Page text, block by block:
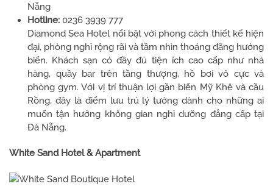
Nẵng
Hotline: 0236 3939 777
Diamond Sea Hotel nổi bật với phong cách thiết kế hiện
đại, phòng nghỉ rộng rãi và tầm nhìn thoáng đãng hướng
biển. Khách sạn có đầy đủ tiện ích cao cấp như nhà
hàng, quầy bar trên tầng thượng, hồ bơi vô cực và
phòng gym. Với vị trí thuận lợi gần biển Mỹ Khê và cầu
Rồng, đây là điểm lưu trú lý tưởng dành cho những ai
muốn tận hưởng không gian nghỉ dưỡng đẳng cấp tại
Đà Nẵng.
White Sand Hotel & Apartment